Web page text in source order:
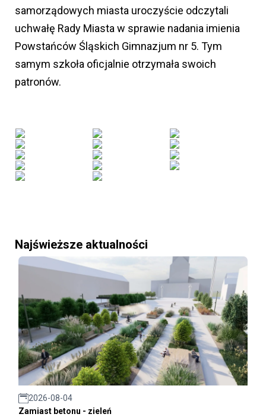
samorządowych miasta uroczyście odczytali
uchwałę Rady Miasta w sprawie nadania imienia
Powstańców Śląskich Gimnazjum nr 5. Tym
samym szkoła oficjalnie otrzymała swoich
patronów.
Najświeższe aktualności
2026-08-04
Zamiast betonu - zieleń